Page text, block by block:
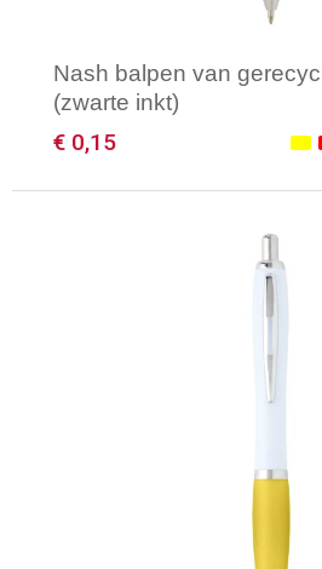
Nash balpen van
(zwarte inkt)
€ 0,15
Minimale afname: 1